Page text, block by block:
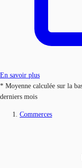
En savoir plus
* Moyenne calculée sur la
derniers mois
Commerces